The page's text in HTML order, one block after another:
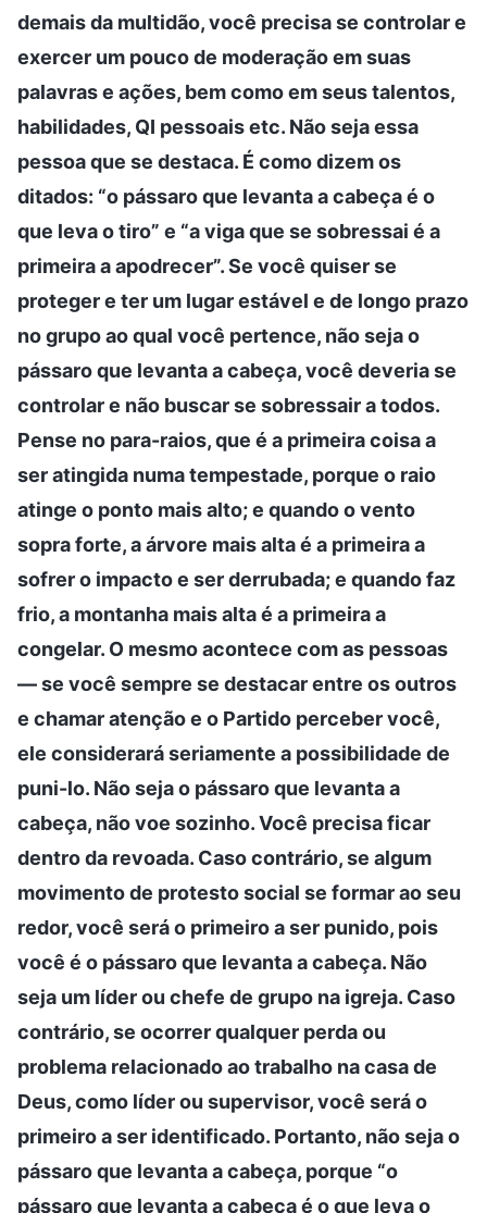
demais da multidão, você precisa se controlar e
exercer um pouco de moderação em suas
palavras e ações, bem como em seus talentos,
habilidades, QI pessoais etc. Não seja essa
pessoa que se destaca. É como dizem os
ditados: “o pássaro que levanta a cabeça é o
que leva o tiro” e “a viga que se sobressai é a
primeira a apodrecer”. Se você quiser se
proteger e ter um lugar estável e de longo prazo
no grupo ao qual você pertence, não seja o
pássaro que levanta a cabeça, você deveria se
controlar e não buscar se sobressair a todos.
Pense no para-raios, que é a primeira coisa a
ser atingida numa tempestade, porque o raio
atinge o ponto mais alto; e quando o vento
sopra forte, a árvore mais alta é a primeira a
sofrer o impacto e ser derrubada; e quando faz
frio, a montanha mais alta é a primeira a
congelar. O mesmo acontece com as pessoas
— se você sempre se destacar entre os outros
e chamar atenção e o Partido perceber você,
ele considerará seriamente a possibilidade de
puni-lo. Não seja o pássaro que levanta a
cabeça, não voe sozinho. Você precisa ficar
dentro da revoada. Caso contrário, se algum
movimento de protesto social se formar ao seu
redor, você será o primeiro a ser punido, pois
você é o pássaro que levanta a cabeça. Não
seja um líder ou chefe de grupo na igreja. Caso
contrário, se ocorrer qualquer perda ou
problema relacionado ao trabalho na casa de
Deus, como líder ou supervisor, você será o
primeiro a ser identificado. Portanto, não seja o
pássaro que levanta a cabeça, porque “o
pássaro que levanta a cabeça é o que leva o